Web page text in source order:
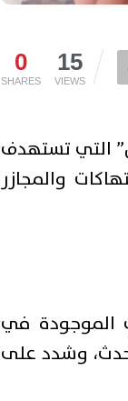
0
SHARES
15
VIEWS
التي تستهدف
والمجازر
الموجودة في
وشدد على